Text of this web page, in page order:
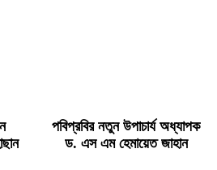
পবিপ্রবির নতুন উপাচার্য অধ্যাপক
ড. এস এম হেমায়েত জাহান